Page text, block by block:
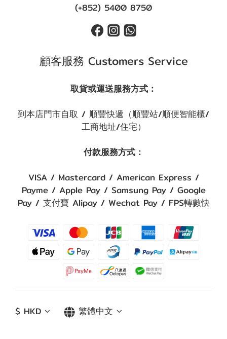
(+852) 5400 8750
顧客服務 Customers Service
取貨或運送服務方式：
到本店門市自取 / 順豐快遞（順豐站/順便智能櫃/
工商地址/住宅）
付款服務方式：
VISA / Mastercard / American Express /
Payme / Apple Pay / Samsung Pay / Google
Pay / 支付寶 Alipay / Wechat Pay / FPS轉數快
$ HKD 繁體中文